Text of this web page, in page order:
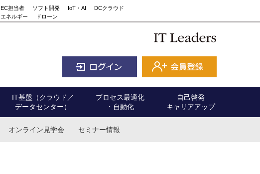
EC担当者 ソフト開発 IoT・AI
DCクラウド
エネルギー ドローン
IT基盤（クラウド／
データセンター）
プロセス最適化
・自動化
自己啓発
キャリアアップ
オンライン見学会 セミナー情報